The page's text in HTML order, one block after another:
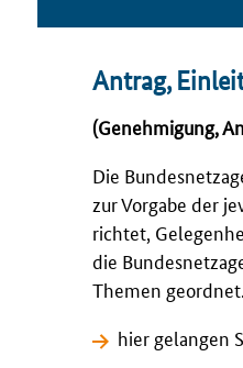
Antrag,
(Genehmigung,
Die
zur Vorgabe der
richtet,
die
Themen geordnet.
hier gelangen